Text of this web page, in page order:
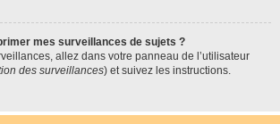
mes surveillances de sujets ?
allez dans votre panneau de l’utilisateur
des surveillances) et suivez les instructions.